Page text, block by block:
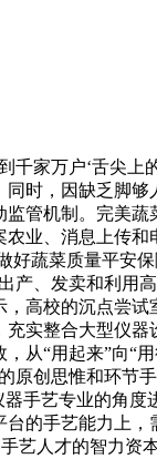
家万户‘舌尖上
时，因缺乏脚
管机制。完美
业、消息上传和
好蔬菜质量平安
产、发卖和利用
高校的沉点尝
实整合大型仪器
从“用起来”向“
创思惟和环节
手艺专业的角
的手艺能力上
艺人才的智力资